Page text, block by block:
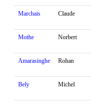
Marchais Claude
Mothe Norbert
Amarasinghe Rohan
Bely Michel